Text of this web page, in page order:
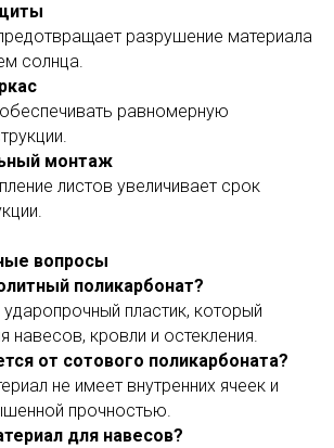
разрушение материала
солнца.
равномерную
монтаж
листов увеличивает срок
вопросы
поликарбонат?
пластик, который
навесов, кровли и остекления.
от сотового поликарбоната?
не имеет внутренних ячеек и
прочностью.
для навесов?